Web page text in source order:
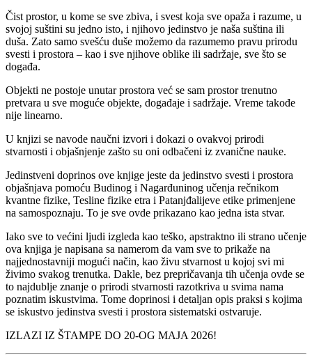
Čist prostor, u kome se sve zbiva, i svest koja sve opaža i razume, u
svojoj suštini su jedno isto, i njihovo jedinstvo je naša suština ili
duša. Zato samo svešću duše možemo da razumemo pravu prirodu
svesti i prostora – kao i sve njihove oblike ili sadržaje, sve što se
događa.
Objekti ne postoje unutar prostora već se sam prostor trenutno
pretvara u sve moguće objekte, događaje i sadržaje. Vreme takođe
nije linearno.
U knjizi se navode naučni izvori i dokazi o ovakvoj prirodi
stvarnosti i objašnjenje zašto su oni odbačeni iz zvanične nauke.
Jedinstveni doprinos ove knjige jeste da jedinstvo svesti i prostora
objašnjava pomoću Budinog i Nagarđuninog učenja rečnikom
kvantne fizike, Tesline fizike etra i Patanjđalijeve etike primenjene
na samospoznaju. To je sve ovde prikazano kao jedna ista stvar.
Iako sve to većini ljudi izgleda kao teško, apstraktno ili strano učenje
ova knjiga je napisana sa namerom da vam sve to prikaže na
najjednostavniji mogući način, kao živu stvarnost u kojoj svi mi
živimo svakog trenutka. Dakle, bez prepričavanja tih učenja ovde se
to najdublje znanje o prirodi stvarnosti razotkriva u svima nama
poznatim iskustvima. Tome doprinosi i detaljan opis praksi s kojima
se iskustvo jedinstva svesti i prostora sistematski ostvaruje.
IZLAZI IZ ŠTAMPE DO 20-OG MAJA 2026!